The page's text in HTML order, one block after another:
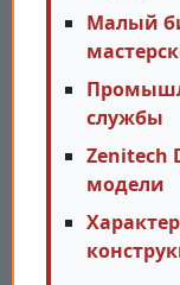
Малый
службы
Zenitech
модели